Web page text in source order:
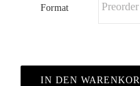
Format
IN DEN